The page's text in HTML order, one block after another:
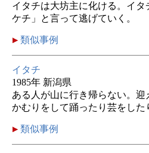
イタチは大坊主に化ける。イ
ケチ」と言って逃げていく。
類似事例
イタチ
1985年 新潟県
ある人が山に行き帰らない。
かむりをして踊ったり芸をし
類似事例